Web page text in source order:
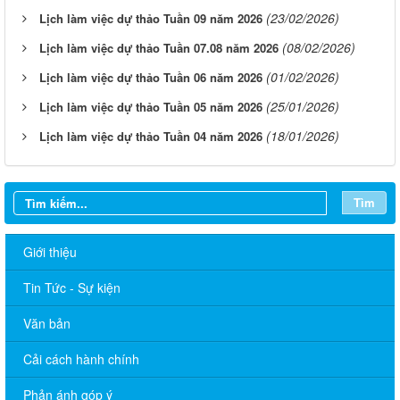
Lịch làm việc dự thảo Tuần 09 năm 2026 (23/02/2026)
Lịch làm việc dự thảo Tuần 07.08 năm 2026 (08/02/2026)
Lịch làm việc dự thảo Tuần 06 năm 2026 (01/02/2026)
Lịch làm việc dự thảo Tuần 05 năm 2026 (25/01/2026)
Lịch làm việc dự thảo Tuần 04 năm 2026 (18/01/2026)
Tìm
Giới thiệu
Tin Tức - Sự kiện
Văn bản
Cải cách hành chính
Phản ánh góp ý